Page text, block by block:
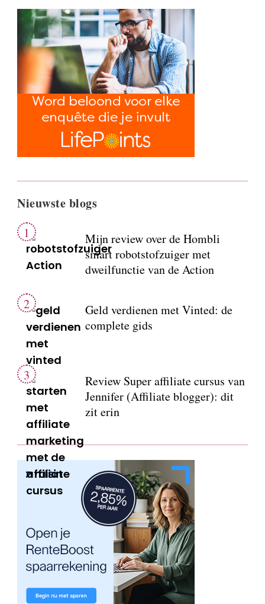
Nieuwste blogs
Mijn review over de Hombli
smart robotstofzuiger met
dweilfunctie van de Action
Geld verdienen met Vinted: de
complete gids
Review Super affiliate cursus van
Jennifer (Affiliate blogger): dit
zit erin